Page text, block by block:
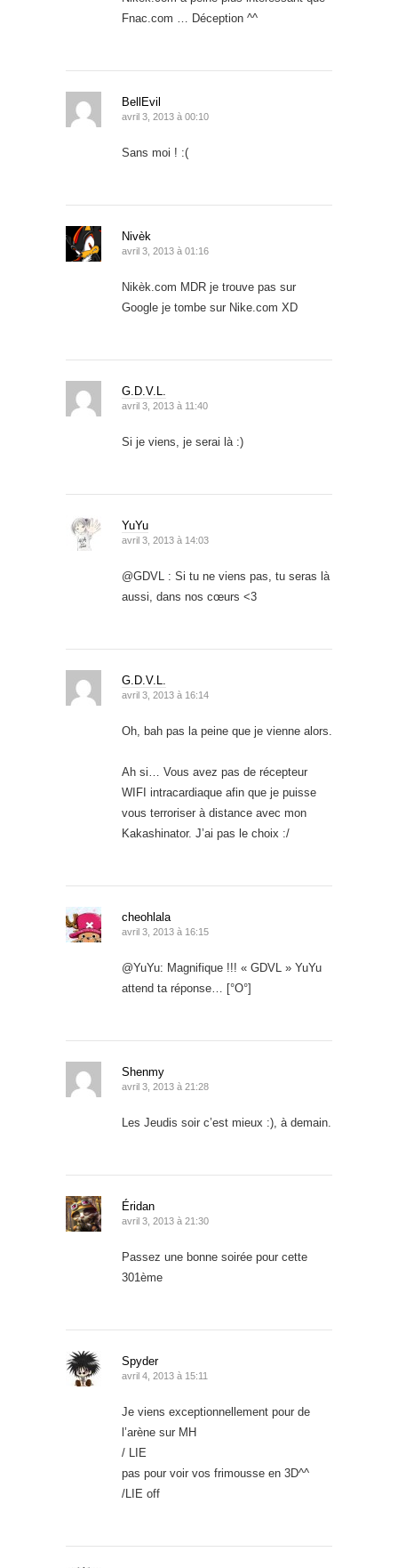
Fnac.com … Déception ^^
BellEvil
avril 3, 2013 à 00:10
Sans moi ! :(
Nivèk
avril 3, 2013 à 01:16
Nikèk.com MDR je trouve pas sur
Google je tombe sur Nike.com XD
G.D.V.L.
avril 3, 2013 à 11:40
Si je viens, je serai là :)
YuYu
avril 3, 2013 à 14:03
@GDVL : Si tu ne viens pas, tu seras là
aussi, dans nos cœurs <3
G.D.V.L.
avril 3, 2013 à 16:14
Oh, bah pas la peine que je vienne alors.
Ah si… Vous avez pas de récepteur
WIFI intracardiaque afin que je puisse
vous terroriser à distance avec mon
Kakashinator. J’ai pas le choix :/
cheohlala
avril 3, 2013 à 16:15
@YuYu: Magnifique !!! « GDVL » YuYu
attend ta réponse… [°O°]
Shenmy
avril 3, 2013 à 21:28
Les Jeudis soir c’est mieux :), à demain.
Éridan
avril 3, 2013 à 21:30
Passez une bonne soirée pour cette
301ème
Spyder
avril 4, 2013 à 15:11
Je viens exceptionnellement pour de
l’arène sur MH
/ LIE
pas pour voir vos frimousse en 3D^^
/LIE off